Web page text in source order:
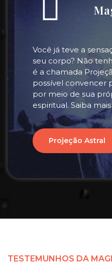
Você já teve a
seu corpo? Não
é a chamada
possível convencer
por meio de sua
espiritual. Saiba
Projeção Astral
TESTEMUNHOS DA